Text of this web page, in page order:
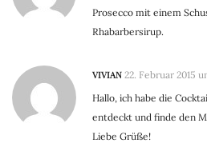
Prosecco mit einem
Rhabarbersirup.
VIVIAN 22. Februar 2015
Hallo, ich habe die
entdeckt und finde den
Liebe Grüße!